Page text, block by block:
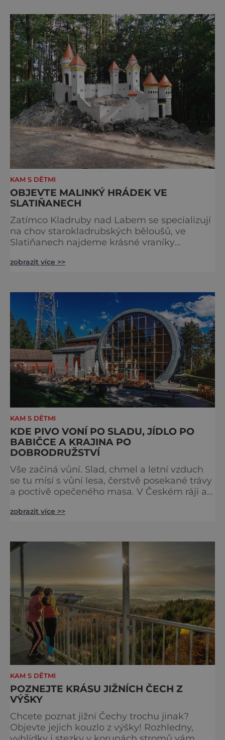
Matyáše Bernarda Brauna nejen z Kuksu.
Výstava Braunova socha loutkou představuje
padesát autorských loutek řezbáře a scénog
KAM S DĚTMI
OBJEVTE MALINKÝ HRÁDEK VE
SLATIŇANECH
Zatímco Kladruby nad Labem se specializují
na chov starokladrubských běloušů, ve
Slatiňanech najdeme krásné vraníky
budově zámku se dozvíte více o chovu
některé exponáty připomínají využití koní ve
vojenství, dopravě, honech či dostizích.
[caption id="attachment_74515
zobrazit více >>
KAM S DĚTMI
KDE PIVO VONÍ PO SLADU, JÍDLO PO
BABIČCE A KRAJINA PO
DOBRODRUŽSTVÍ
Vše začíná vůní. Slad, chmel a letní vzduch
se tu mísí s vůní lesa, čerstvě posekané trávy
a poctivě opečeného masa. V Českém ráji a
doušky – a ty tady tečou proudem. Není to
ví, že k dokonalému dni patří nejen výhled,
zobrazit více >>
KAM S DĚTMI
POZNEJTE KRÁSU JIŽNÍCH ČECH Z
VÝŠKY
Chcete poznat jižní Čechy trochu jinak?
Objevte jejich kouzlo z výšky! Rozhledny,